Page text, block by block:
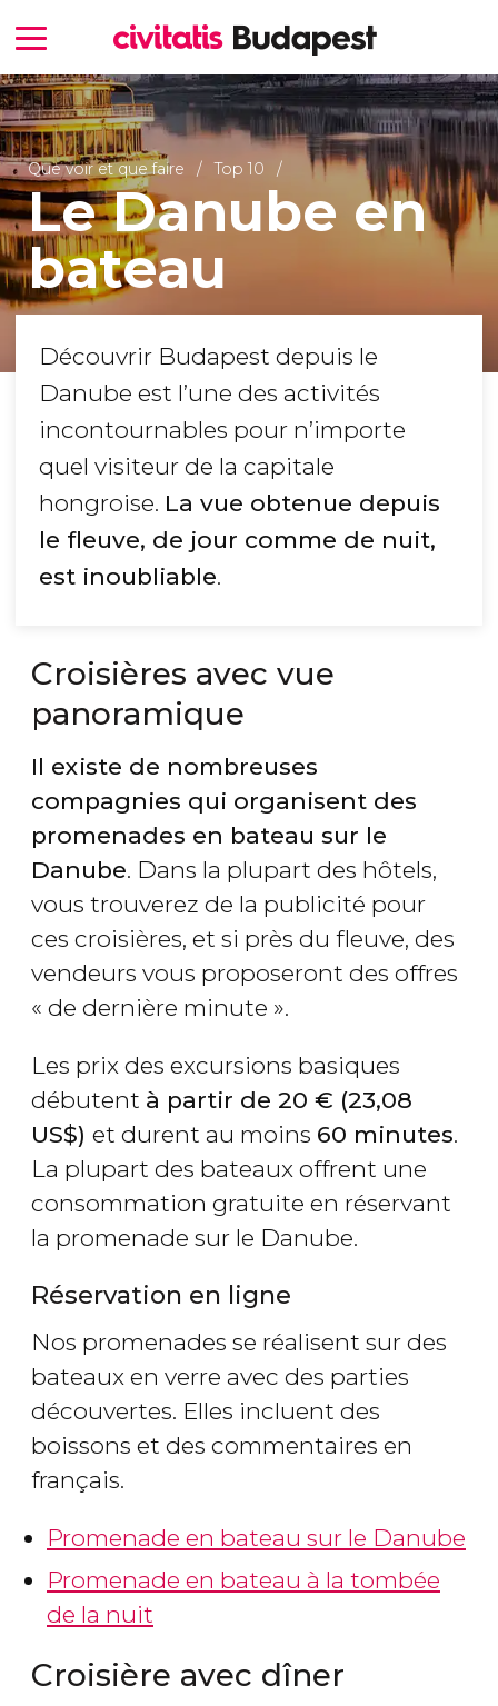
Que voir et que faire Top 10
Le Danube en
bateau
Découvrir Budapest depuis le
Danube est l’une des activités
incontournables pour n’importe
quel visiteur de la capitale
hongroise. La vue obtenue depuis
le fleuve, de jour comme de nuit,
est inoubliable.
Croisières avec vue
panoramique
Il existe de nombreuses
compagnies qui organisent des
promenades en bateau sur le
Danube. Dans la plupart des hôtels,
vous trouverez de la publicité pour
ces croisières, et si près du fleuve, des
vendeurs vous proposeront des offres
« de dernière minute ».
Les prix des excursions basiques
débutent à partir de 20 € (23,08
US$) et durent au moins 60 minutes.
La plupart des bateaux offrent une
consommation gratuite en réservant
la promenade sur le Danube.
Réservation en ligne
Nos promenades se réalisent sur des
bateaux en verre avec des parties
découvertes. Elles incluent des
boissons et des commentaires en
français.
Promenade en bateau sur le Danube
Promenade en bateau à la tombée
de la nuit
Croisière avec dîner